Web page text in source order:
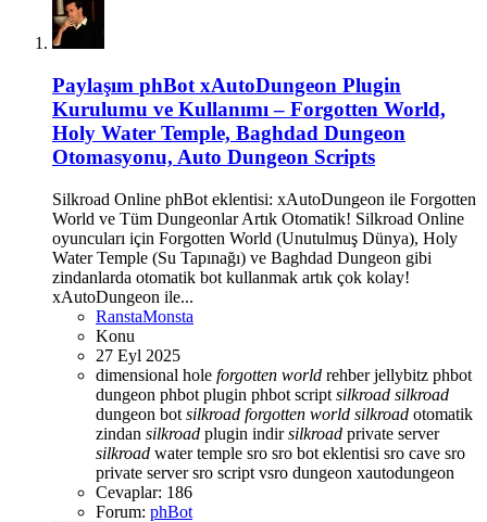
Paylaşım phBot xAutoDungeon Plugin
Kurulumu ve Kullanımı – Forgotten World,
Holy Water Temple, Baghdad Dungeon
Otomasyonu, Auto Dungeon Scripts
Silkroad Online phBot eklentisi: xAutoDungeon ile Forgotten
World ve Tüm Dungeonlar Artık Otomatik! Silkroad Online
oyuncuları için Forgotten World (Unutulmuş Dünya), Holy
Water Temple (Su Tapınağı) ve Baghdad Dungeon gibi
zindanlarda otomatik bot kullanmak artık çok kolay!
xAutoDungeon ile...
RanstaMonsta
Konu
27 Eyl 2025
dimensional hole forgotten world rehberjellybitz phbot
dungeon phbot plugin phbot script silkroad silkroad
dungeon bot silkroad forgotten world silkroad otomatik
zindan silkroad plugin indirsilkroad private server
silkroad water temple sro sro bot eklentisi sro cave sro
private serversro script vsro dungeon xautodungeon
Cevaplar: 186
Forum: phBot